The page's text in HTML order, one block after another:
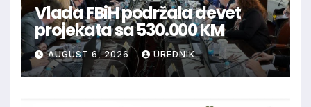
Vlada FBiH podržala devet
projekata sa 530.000 KM
AUGUST 6, 2026 UREDNIK